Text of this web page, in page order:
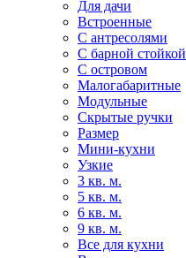
Для дачи
Встроенные
С антресолями
С барной стойкой
С островом
Малогабаритные
Модульные
Скрытые ручки
Размер
Мини-кухни
Узкие
3 кв. м.
5 кв. м.
6 кв. м.
9 кв. м.
Все для кухни